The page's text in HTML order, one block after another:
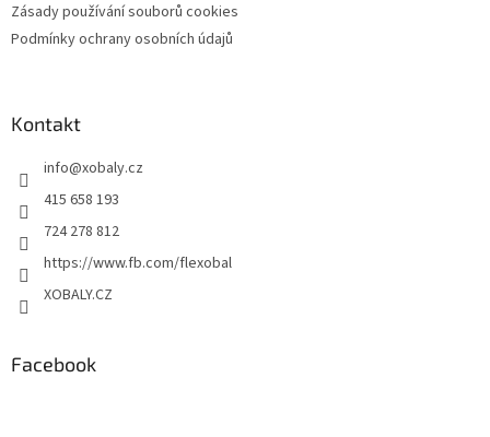
Zásady používání souborů cookies
Podmínky ochrany osobních údajů
Kontakt
info@xobaly.cz
415 658 193
724 278 812
https://www.fb.com/flexobal
XOBALY.CZ
Facebook